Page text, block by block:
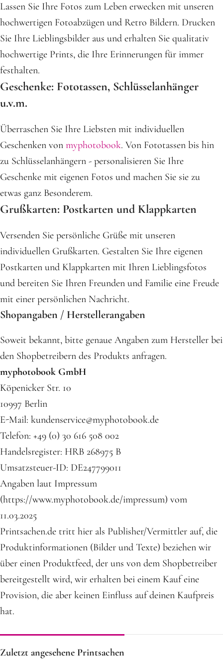
Lassen Sie Ihre Fotos zum Leben erwecken mit unseren
hochwertigen Fotoabzügen und Retro Bildern. Drucken
Sie Ihre Lieblingsbilder aus und erhalten Sie qualitativ
hochwertige Prints, die Ihre Erinnerungen für immer
festhalten.
Geschenke: Fototassen, Schlüsselanhänger
u.v.m.
Überraschen Sie Ihre Liebsten mit individuellen
Geschenken von myphotobook. Von Fototassen bis hin
zu Schlüsselanhängern - personalisieren Sie Ihre
Geschenke mit eigenen Fotos und machen Sie sie zu
etwas ganz Besonderem.
Grußkarten: Postkarten und Klappkarten
Versenden Sie persönliche Grüße mit unseren
individuellen Grußkarten. Gestalten Sie Ihre eigenen
Postkarten und Klappkarten mit Ihren Lieblingsfotos
und bereiten Sie Ihren Freunden und Familie eine Freude
mit einer persönlichen Nachricht.
Shopangaben / Herstellerangaben
Soweit bekannt, bitte genaue Angaben zum Hersteller bei
den Shopbetreibern des Produkts anfragen.
myphotobook GmbH
Köpenicker Str. 10
10997 Berlin
E-Mail: kundenservice@myphotobook.de
Telefon: +49 (0) 30 616 508 002
Handelsregister: HRB 268975 B
Umsatzsteuer-ID: DE247799011
Angaben laut Impressum
(https://www.myphotobook.de/impressum) vom
11.03.2025
Printsachen.de tritt hier als Publisher/Vermittler auf, die
Produktinformationen (Bilder und Texte) beziehen wir
über einen Produktfeed, der uns von dem Shopbetreiber
bereitgestellt wird, wir erhalten bei einem Kauf eine
Provision, die aber keinen Einfluss auf deinen Kaufpreis
hat.
Zuletzt angesehene Printsachen